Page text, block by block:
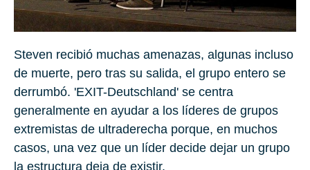
Steven recibió muchas amenazas, algunas incluso
de muerte, pero tras su salida, el grupo entero se
derrumbó. 'EXIT-Deutschland' se centra
generalmente en ayudar a los líderes de grupos
extremistas de ultraderecha porque, en muchos
casos, una vez que un líder decide dejar un grupo
la estructura deja de existir.